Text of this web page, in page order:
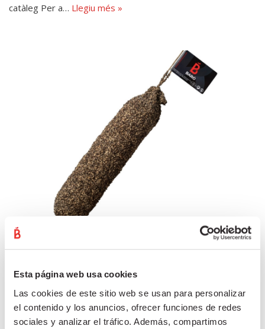
Esta página web usa cookies
Las cookies de este sitio web se usan para personalizar
el contenido y los anuncios, ofrecer funciones de redes
sociales y analizar el tráfico. Además, compartimos
catàleg Per a… Llegiu més »
LLONGANISSA RISSADA AMB PEBRE 400G
Llonganissa rissa amb pebre REF. 12011NATUR · 400 g
Embotit curat a base de carn de porc, embotit en budell.
…Llegiu més »